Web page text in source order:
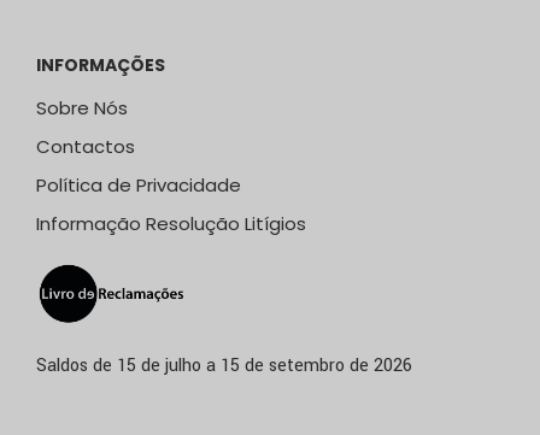
INFORMAÇÕES
Sobre Nós
Contactos
Política de Privacidade
Informação Resolução Litígios
Saldos de 15 de julho a 15 de setembro de 2026